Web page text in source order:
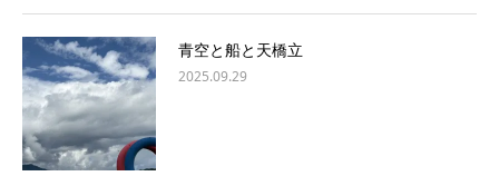
青空と船と天橋立
2025.09.29